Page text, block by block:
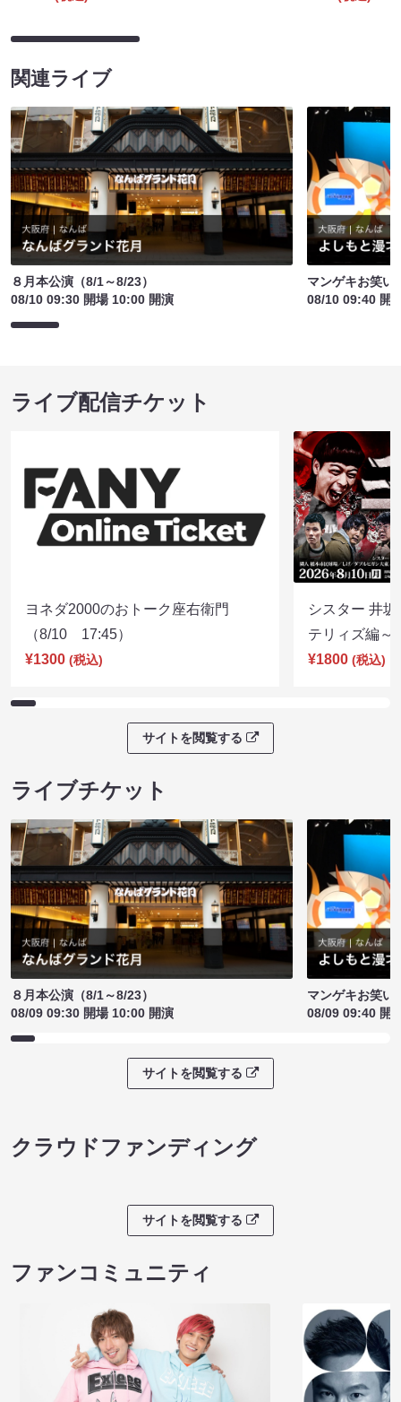
関連ライブ
８月本公演（8/1～8/23）
08/10 09:30 開場 10:00 開演
マンゲキお笑い
08/10 09:40 開
ライブ配信チケット
ヨネダ2000のおトーク座右衛門
（8/10 17:45）
¥1300 (税込)
シスター 井
テリィズ編
¥1800 (税込)
サイトを閲覧する
ライブチケット
８月本公演（8/1～8/23）
08/09 09:30 開場 10:00 開演
マンゲキお笑い
08/09 09:40 開
サイトを閲覧する
クラウドファンディング
サイトを閲覧する
ファンコミュニティ